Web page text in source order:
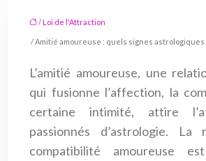
/ Loi de l'Attraction
/ Amitié amoureuse : quels signes astrologiques
L’amitié amoureuse, une
qui fusionne l’affection, la
certaine intimité, attire
passionnés d’astrologie. La
compatibilité amoureuse